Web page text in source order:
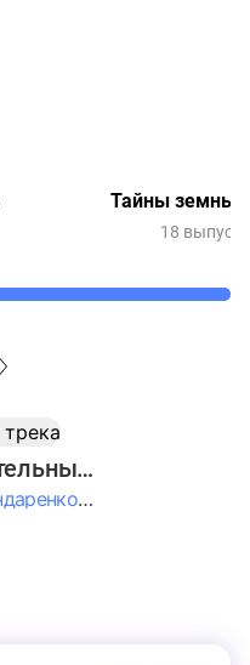
Тайны земных
18
Любознательные Дети
Юлиана Бондаренко & Амелия Колпакова & Егор Егоров & Валерия Шевченко & Ксюша Косичкина